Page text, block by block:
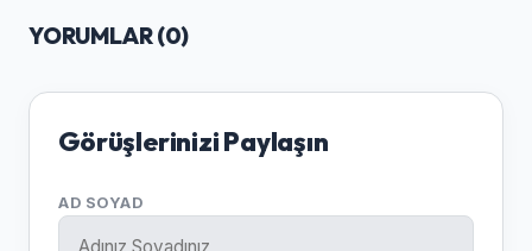
YORUMLAR (0)
Görüşlerinizi Paylaşın
AD SOYAD